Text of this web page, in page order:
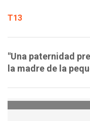
T13
"Una paternidad
la madre de la